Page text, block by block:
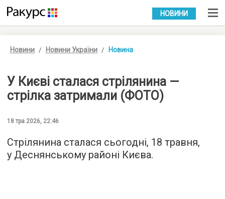
УКР РУС
НОВИНИ
Новини Новини України Новина
У Києві сталася стрілянина —
стрілка затримали (ФОТО)
18 тра 2026, 22:46
Стрілянина сталася сьогодні, 18 травня,
у Деснянському районі Києва.